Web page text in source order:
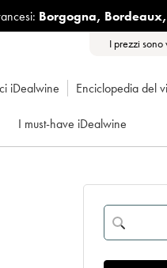
Borgogna, Bordeaux,
I prezzi
iDealwine Enciclopedia del
I must-have iDealwine